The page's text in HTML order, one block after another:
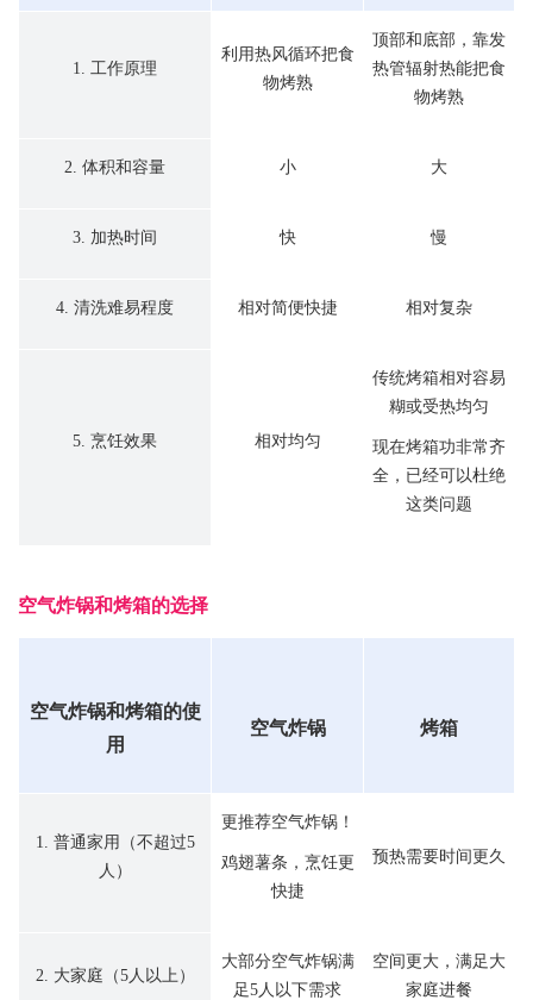
1. 工作原理
利用热风循环把食
物烤熟
顶部和底部，靠发
热管辐射热能把食
物烤熟
2. 体积和容量 小 大
3. 加热时间 快 慢
4. 清洗难易程度 相对简便快捷 相对复杂
5. 烹饪效果 相对均匀
传统烤箱相对容易
糊或受热均匀
现在烤箱功非常齐
全，已经可以杜绝
这类问题
空气炸锅和烤箱的选择
空气炸锅和烤箱的使
用
空气炸锅 烤箱
1. 普通家用（不超过5
人）
更推荐空气炸锅！
鸡翅薯条，烹饪更
快捷
预热需要时间更久
2. 大家庭（5人以上）
大部分空气炸锅满
足5人以下需求
空间更大，满足大
家庭进餐